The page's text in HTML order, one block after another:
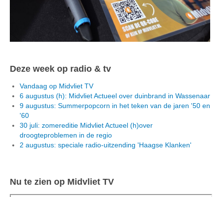
Deze week op radio & tv
Vandaag op Midvliet TV
6 augustus (h): Midvliet Actueel over duinbrand in Wassenaar
9 augustus: Summerpopcorn in het teken van de jaren '50 en
'60
30 juli: zomereditie Midvliet Actueel (h)over
droogteproblemen in de regio
2 augustus: speciale radio-uitzending 'Haagse Klanken'
Nu te zien op Midvliet TV